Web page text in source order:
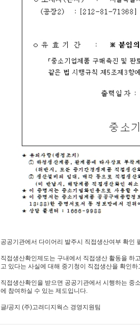
공공기관에서 다이어리 발주시 직접생산여부 확인
직접생산확인제도는 구내에서 직접생산 활동을 하
고 있다는 사실에 대해 중기청이 직접생산을 확인하
직접생산확인을 받으면 공공기관에서 시행하는 중
에 참여하실 수 있는 제도입니다.
글/공지 (주)고려디지웍스 경영지원팀